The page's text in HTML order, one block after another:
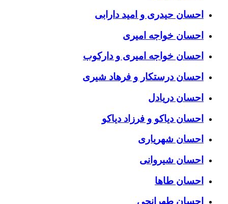
احسان حیدری و امید دارابی
احسان خواجه امیری
احسان خواجه امیری و دارکوب
احسان درستكار و فرهاد شيرى
احسان دریادل
احسان دیاکو و فرزاد دیاکو
احسان شهریاری
احسان شیروانی
احسان طاها
احسان طهرانچی